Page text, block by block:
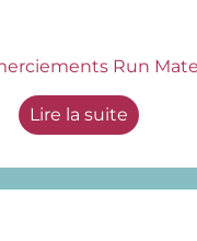
Run
Lire la suite